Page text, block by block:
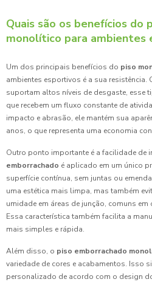
Quais são os benefícios do
monolítico para ambientes
Um dos principais benefícios do piso
ambientes esportivos é a sua
suportam altos níveis de desgaste, esse
que recebem um fluxo constante de
impacto e abrasão, ele mantém sua
anos, o que representa uma economia
Outro ponto importante é a facilidade de
emborrachado é aplicado em um único
superfície contínua, sem juntas ou
uma estética mais limpa, mas também
umidade em áreas de junção, comuns
Essa característica também facilita a
mais simples e rápida.
Além disso, o piso emborrachado
variedade de cores e acabamentos. Isso
personalizado de acordo com o design